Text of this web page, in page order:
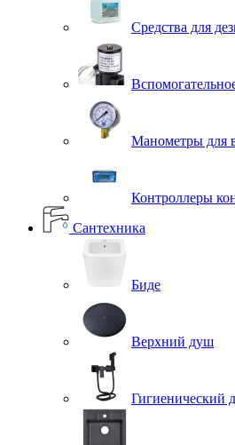
Средства для
Манометры для
Контроллеры
Сантехника
Биде
Верхний душ
Гигиенический